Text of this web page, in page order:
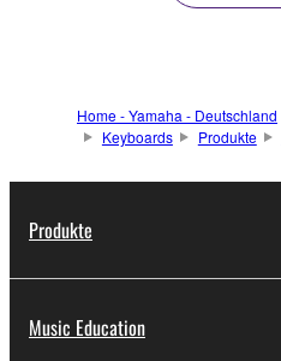
Home - Yamaha - Deutschland
Keyboards
Produkte
Produkte
Music Education